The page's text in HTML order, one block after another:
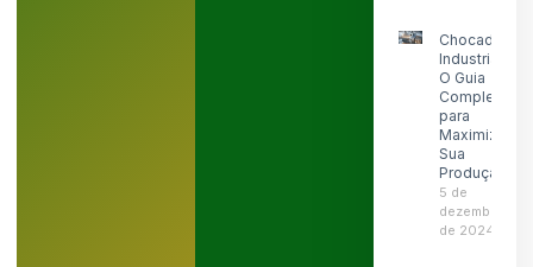
Chocadeira
Industrial:
O Guia
Completo
para
Maximizar
Sua
Produção
5 de
dezembro
de 2024